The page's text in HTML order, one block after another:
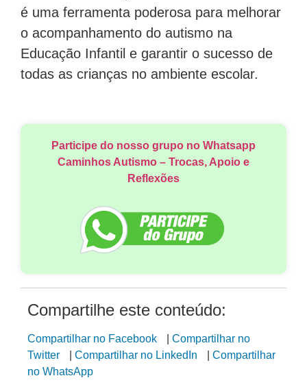
é uma ferramenta poderosa para melhorar
o acompanhamento do autismo na
Educação Infantil e garantir o sucesso de
todas as crianças no ambiente escolar.
Participe do nosso grupo no Whatsapp
Caminhos Autismo – Trocas, Apoio e
Reflexões
Compartilhe este conteúdo:
Compartilhar no Facebook
Compartilhar no
Twitter
Compartilhar no LinkedIn
Compartilhar
no WhatsApp